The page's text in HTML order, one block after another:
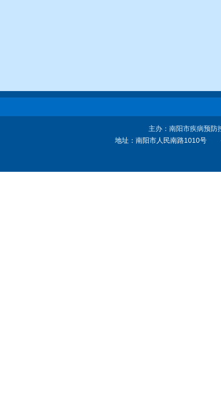
主办：南阳市疾病预
地址： 南阳市人民南路1010号